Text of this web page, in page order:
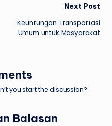
Next Post
Keuntungan Transportasi
Umum untuk Masyarakat
you start the discussion?
Balasan